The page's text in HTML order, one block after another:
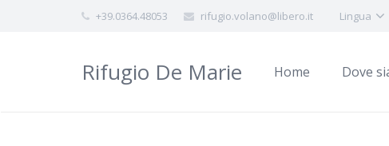
+39.0364.48053 rifugio.volano@libero.it Lingua
Rifugio De Marie Home Dove